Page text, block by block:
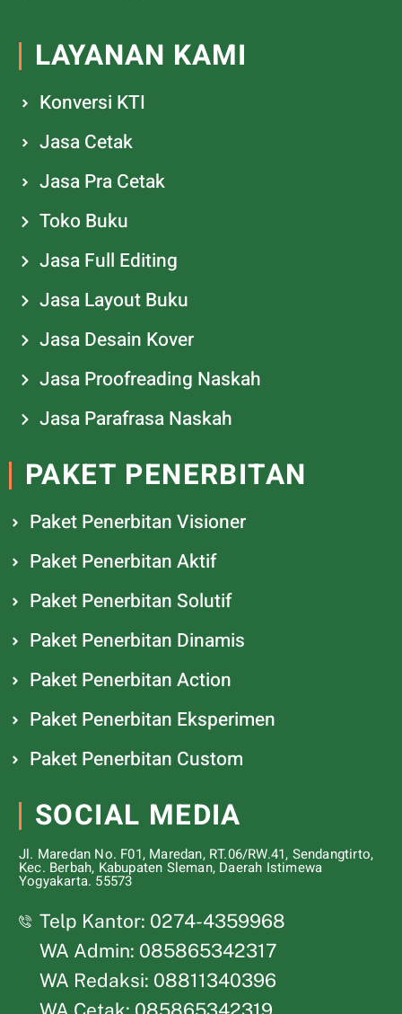
LAYANAN KAMI
Konversi KTI
Jasa Cetak
Jasa Pra Cetak
Toko Buku
Jasa Full Editing
Jasa Layout Buku
Jasa Desain Kover
Jasa Proofreading Naskah
Jasa Parafrasa Naskah
PAKET PENERBITAN
Paket Penerbitan Visioner
Paket Penerbitan Aktif
Paket Penerbitan Solutif
Paket Penerbitan Dinamis
Paket Penerbitan Action
Paket Penerbitan Eksperimen
Paket Penerbitan Custom
SOCIAL MEDIA
Jl. Maredan No. F01, Maredan, RT.06/RW.41, Sendangtirto,
Kec. Berbah, Kabupaten Sleman, Daerah Istimewa
Yogyakarta. 55573
Telp Kantor: 0274-4359968
WA Admin: 085865342317
WA Redaksi: 08811340396